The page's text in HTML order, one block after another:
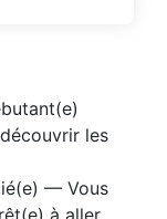
les
— Vous
à aller